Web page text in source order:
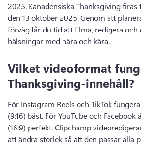
2025. Kanadensiska Thanksgiving firas
den 13 oktober 2025. Genom att
förväg får du tid att filma, redigera och
hälsningar med nära och kära.
Vilket videoformat
Thanksgiving-innehåll?
För Instagram Reels och TikTok
(9:16) bäst. För YouTube och
(16:9) perfekt. Clipchamp
att ändra storlek så att den passar alla